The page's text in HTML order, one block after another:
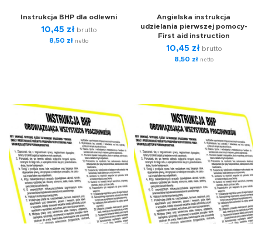
Instrukcja BHP dla odlewni
10,45 zł brutto
8,50 złnetto
Angielska instrukcja
udzielania pierwszej pomocy-
First aid instruction
10,45 zł brutto
8,50 złnetto